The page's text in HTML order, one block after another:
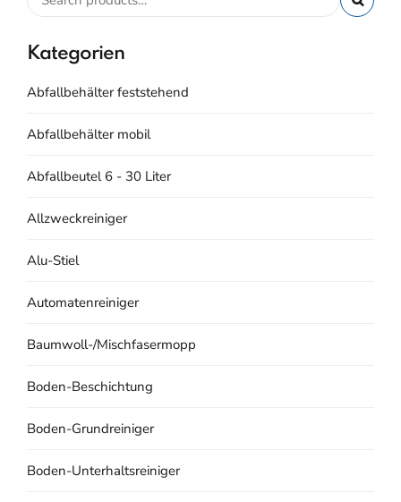
Kategorien
Abfallbehälter feststehend
Abfallbehälter mobil
Abfallbeutel 6 - 30 Liter
Allzweckreiniger
Alu-Stiel
Automatenreiniger
Baumwoll-/Mischfasermopp
Boden-Beschichtung
Boden-Grundreiniger
Boden-Unterhaltsreiniger